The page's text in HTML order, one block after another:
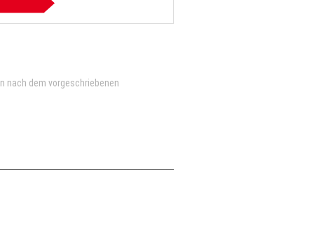
nach dem vorgeschriebenen